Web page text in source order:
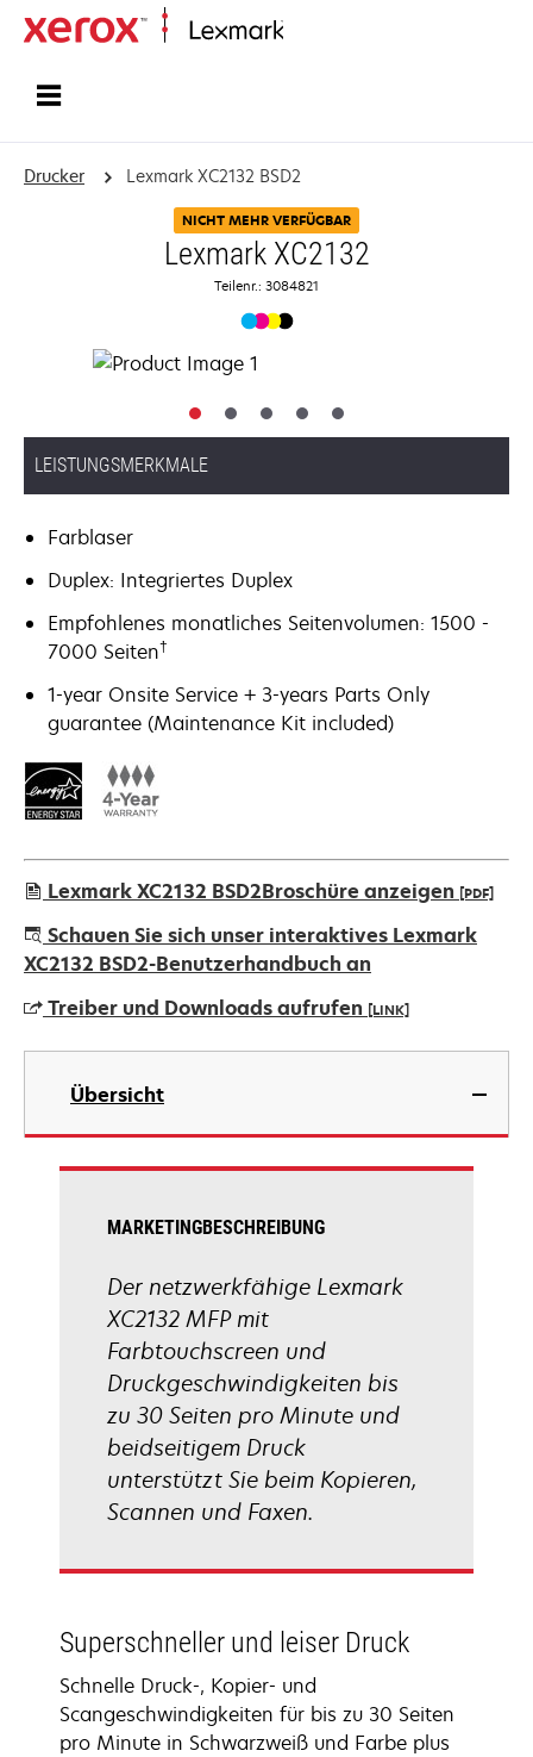
Drucker Lexmark XC2132 BSD2
NICHT MEHR VERFÜGBAR
Lexmark XC2132
Teilenr.: 3084821
LEISTUNGSMERKMALE
Farblaser
Duplex: Integriertes Duplex
Empfohlenes monatliches Seitenvolumen: 1500 -
7000 Seiten†
1-year Onsite Service + 3-years Parts Only
guarantee (Maintenance Kit included)
Lexmark XC2132 BSD2Broschüre anzeigen [PDF]
wird
in
neuen
Registerkarte
Schauen Sie sich unser interaktives Lexmark
XC2132 BSD2-Benutzerhandbuch an
Treiber und Downloads aufrufen [LINK]
wird
einer
neuen
Registerkarte
Übersicht
MARKETINGBESCHREIBUNG
Der netzwerkfähige Lexmark
XC2132 MFP mit
Farbtouchscreen und
Druckgeschwindigkeiten bis
zu 30 Seiten pro Minute und
beidseitigem Druck
unterstützt Sie beim Kopieren,
Scannen und Faxen.
Superschneller und leiser Druck
Schnelle Druck-, Kopier- und
Scangeschwindigkeiten für bis zu 30 Seiten
pro Minute in Schwarzweiß und Farbe plus